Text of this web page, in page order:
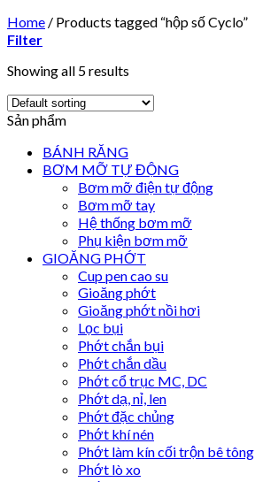
Home / Products tagged “hộp số Cyclo”
Filter
Showing all 5 results
Sản phẩm
BÁNH RĂNG
BƠM MỠ TỰ ĐỘNG
Bơm mỡ điện tự động
Bơm mỡ tay
Hệ thống bơm mỡ
Phụ kiện bơm mỡ
GIOĂNG PHỚT
Cup pen cao su
Gioăng phớt
Gioăng phớt nồi hơi
Lọc bụi
Phớt chắn bụi
Phớt chắn dầu
Phớt cổ trục MC, DC
Phớt dạ, nỉ, len
Phớt đặc chủng
Phớt khí nén
Phớt làm kín cối trộn bê tông
Phớt lò xo